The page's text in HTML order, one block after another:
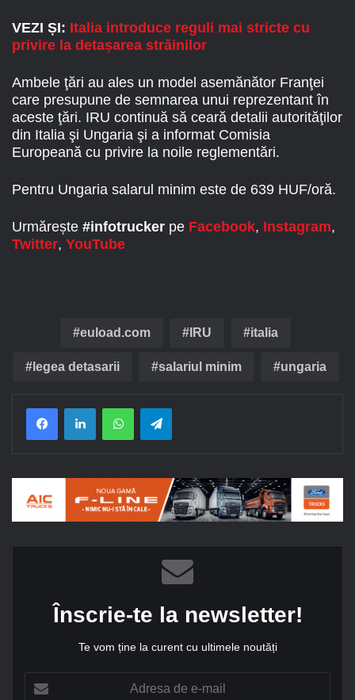
VEZI ȘI: Italia introduce reguli mai stricte cu
privire la detașarea străinilor
Ambele ţări au ales un model asemănător Franţei
care presupune de semnarea unui reprezentant în
aceste ţări. IRU continuă să ceară detalii autorităţilor
din Italia şi Ungaria şi a informat Comisia
Europeană cu privire la noile reglementări.
Pentru Ungaria salarul minim este de 639 HUF/oră.
Urmărește #infotrucker pe Facebook, Instagram,
Twitter, YouTube
euload.com IRU italia
legea detasarii salariul minim ungaria
Înscrie-te la newsletter!
Te vom ține la curent cu ultimele noutăți